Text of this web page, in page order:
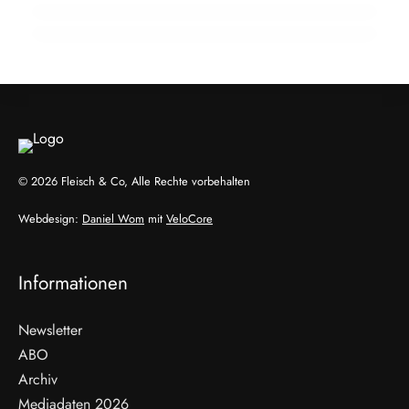
© 2026 Fleisch & Co, Alle Rechte vorbehalten
Webdesign: Daniel Wom mit VeloCore
Informationen
Newsletter
ABO
Archiv
Mediadaten 2026